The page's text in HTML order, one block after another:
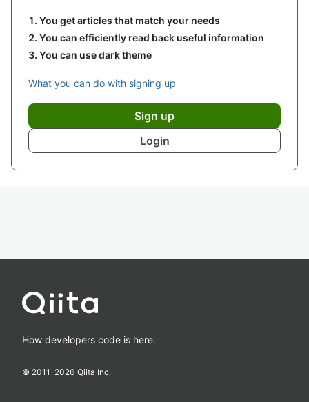
You get articles that match your needs
You can efficiently read back useful information
You can use dark theme
What you can do with signing up
Sign up
Login
How developers code is here.
© 2011-2026 Qiita Inc.